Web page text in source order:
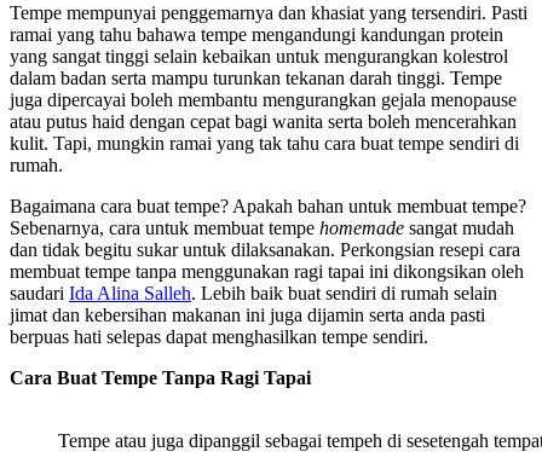
Tempe mempunyai penggemarnya dan khasiat yang tersendiri. Pasti
ramai yang tahu bahawa tempe mengandungi kandungan protein
yang sangat tinggi selain kebaikan untuk mengurangkan kolestrol
dalam badan serta mampu turunkan tekanan darah tinggi. Tempe
juga dipercayai boleh membantu mengurangkan gejala menopause
atau putus haid dengan cepat bagi wanita serta boleh mencerahkan
kulit. Tapi, mungkin ramai yang tak tahu cara buat tempe sendiri di
rumah.
Bagaimana cara buat tempe? Apakah bahan untuk membuat tempe?
Sebenarnya, cara untuk membuat tempe homemade sangat mudah
dan tidak begitu sukar untuk dilaksanakan. Perkongsian resepi cara
membuat tempe tanpa menggunakan ragi tapai ini dikongsikan oleh
saudari Ida Alina Salleh. Lebih baik buat sendiri di rumah selain
jimat dan kebersihan makanan ini juga dijamin serta anda pasti
berpuas hati selepas dapat menghasilkan tempe sendiri.
Cara Buat Tempe Tanpa Ragi Tapai
Tempe atau juga dipanggil sebagai tempeh di sesetengah